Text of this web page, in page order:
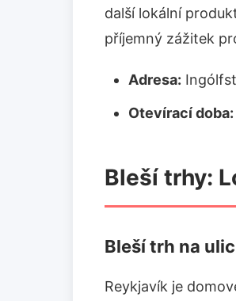
další lokální
příjemný zážitek
Adresa:
Otevírací doba:
Bleší trhy:
Bleší trh na
Reykjavík je